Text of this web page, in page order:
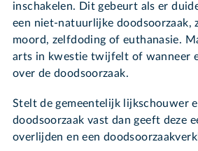
inschakelen. Dit gebeurt als er
een niet-natuurlijke doodsoorzaak,
moord, zelfdoding of euthanasie.
arts in kwestie twijfelt of wanneer
over de doodsoorzaak.
Stelt de gemeentelijk lijkschouwer
doodsoorzaak vast dan geeft deze
overlijden en een